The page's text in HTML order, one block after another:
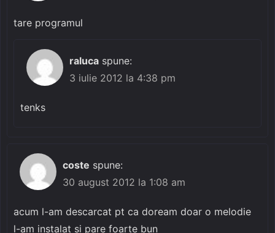
tare programul
raluca spune:
3 iulie 2012 la 4:38 pm
tenks
coste spune:
30 august 2012 la 1:08 am
acum l-am descarcat pt ca doream doar o melodie
l-am instalat si pare foarte bun